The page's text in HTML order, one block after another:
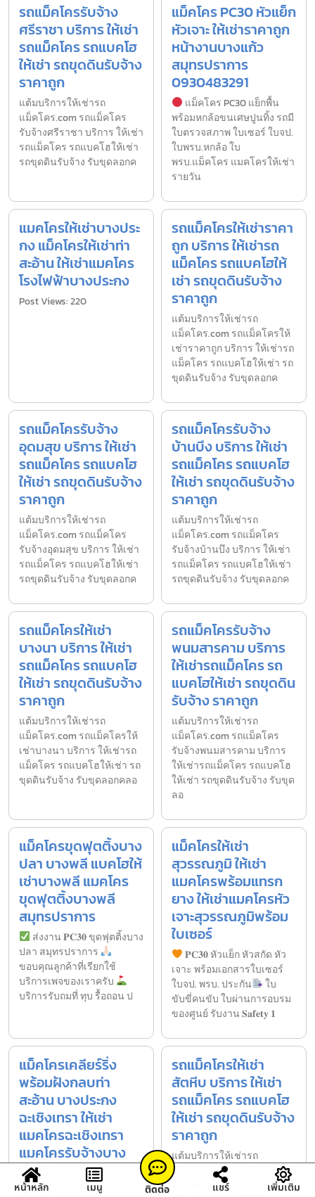
รถแม็คโครรับจ้าง
ศรีราชา บริการ ให้เช่า
รถแม็คโคร รถแบคโฮ
ให้เช่า รถขุดดินรับจ้าง
ราคาถูก
แต้มบริการให้เช่ารถ
แม็คโคร.com รถแม็คโคร
รับจ้างศรีราชา บริการ ให้เช่า
รถแม็คโคร รถแบคโฮให้เช่า
รถขุดดินรับจ้าง รับขุดลอกค
แม็คโคร PC30 หัวแย็ก
หัวเจาะ ให้เช่าราคาถูก
หน้างานบางแก้ว
สมุทรปราการ
0930483291
แม็คโคร PC30 แย็กพื้น
พร้อมหกล้อขนเศษปูนทิ้ง รถมี
ใบตรวจสภาพ ใบเซอร์ ใบจป.
ใบพรบ.หกล้อ ใบ
พรบ.แม็คโคร แมคโครให้เช่า
รายวัน
แมคโครให้เช่าบางประ
กง แม็คโครให้เช่าท่า
สะอ้าน ให้เช่าแมคโคร
โรงไฟฟ้าบางประกง
Post Views: 220
รถแม็คโครให้เช่าราคา
ถูก บริการ ให้เช่ารถ
แม็คโคร รถแบคโฮให้
เช่า รถขุดดินรับจ้าง
ราคาถูก
แต้มบริการให้เช่ารถ
แม็คโคร.com รถแม็คโครให้
เช่าราคาถูก บริการ ให้เช่ารถ
แม็คโคร รถแบคโฮให้เช่า รถ
ขุดดินรับจ้าง รับขุดลอกค
รถแม็คโครรับจ้าง
อุดมสุข บริการ ให้เช่า
รถแม็คโคร รถแบคโฮ
ให้เช่า รถขุดดินรับจ้าง
ราคาถูก
แต้มบริการให้เช่ารถ
แม็คโคร.com รถแม็คโคร
รับจ้างอุดมสุข บริการ ให้เช่า
รถแม็คโคร รถแบคโฮให้เช่า
รถขุดดินรับจ้าง รับขุดลอกค
รถแม็คโครรับจ้าง
บ้านบึง บริการ ให้เช่า
รถแม็คโคร รถแบคโฮ
ให้เช่า รถขุดดินรับจ้าง
ราคาถูก
แต้มบริการให้เช่ารถ
แม็คโคร.com รถแม็คโคร
รับจ้างบ้านบึง บริการ ให้เช่า
รถแม็คโคร รถแบคโฮให้เช่า
รถขุดดินรับจ้าง รับขุดลอกค
รถแม็คโครให้เช่า
บางนา บริการ ให้เช่า
รถแม็คโคร รถแบคโฮ
ให้เช่า รถขุดดินรับจ้าง
ราคาถูก
แต้มบริการให้เช่ารถ
แม็คโคร.com รถแม็คโครให้
เช่าบางนา บริการ ให้เช่ารถ
แม็คโคร รถแบคโฮให้เช่า รถ
ขุดดินรับจ้าง รับขุดลอกคลอ
รถแม็คโครรับจ้าง
พนมสารคาม บริการ
ให้เช่ารถแม็คโคร รถ
แบคโฮให้เช่า รถขุดดิน
รับจ้าง ราคาถูก
แต้มบริการให้เช่ารถ
แม็คโคร.com รถแม็คโคร
รับจ้างพนมสารคาม บริการ
ให้เช่ารถแม็คโคร รถแบคโฮ
ให้เช่า รถขุดดินรับจ้าง รับขุด
ลอ
แม็คโครขุดฟุตติ้งบาง
ปลา บางพลี แบคโฮให้
เช่าบางพลี แมคโคร
ขุดฟุตติ้งบางพลี
สมุทรปราการ
ส่งงาน 𝐏𝐂𝟑𝟎 ขุดฟุตติ้งบาง
ปลา สมุทรปราการ
ขอบคุณลูกค้าที่เรียกใช้
บริการเพจของเราครับ
บริการรับถมที่ ทุบ รื้อถอน ป
แม็คโครให้เช่า
สุวรรณภูมิ ให้เช่า
แมคโครพร้อมแทรก
ยาง ให้เช่าแมคโครหัว
เจาะสุวรรณภูมิพร้อม
ใบเซอร์
𝐏𝐂𝟑𝟎 หัวแย็ก หัวสกัด หัว
เจาะ พร้อมเอกสารใบเซอร์
ใบจป. พรบ. ประกัน
ใบ
ขับขี่คนขับ ใบผ่านการอบรม
ของศูนย์ รับงาน 𝐒𝐚𝐟𝐞𝐭𝐲 𝟏
แม็คโครเคลียร์ริ่ง
พร้อมฝังกลบท่า
สะอ้าน บางประกง
ฉะเชิงเทรา ให้เช่า
แมคโครฉะเชิงเทรา
แมคโครรับจ้างบาง
ประกง
ส่งงานเรียบร้อยแล้วค่ะ กับ
รถแม็คโครให้เช่า
สัตหีบ บริการ ให้เช่า
รถแม็คโคร รถแบคโฮ
ให้เช่า รถขุดดินรับจ้าง
ราคาถูก
แต้มบริการให้เช่ารถ
แม็คโคร.com รถแม็คโครให้
เช่าสัตหีบ บริการ ให้เช่ารถ
หน้าหลัก เมนู ติดต่อ แชร์ เพิ่มเติม